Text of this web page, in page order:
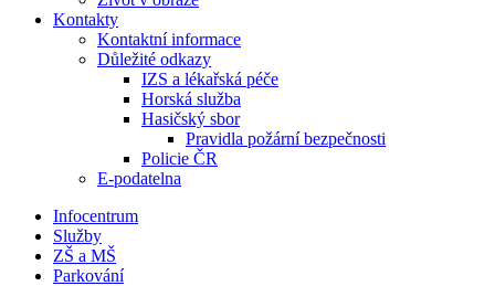
Kontakty
Kontaktní informace
Důležité odkazy
IZS a lékařská péče
Horská služba
Hasičský sbor
Pravidla požární bezpečnosti
Policie ČR
E-podatelna
Infocentrum
Služby
ZŠ a MŠ
Parkování